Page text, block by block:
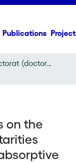
Publications
Thèse de doctorat (doctoral thesis)
on the